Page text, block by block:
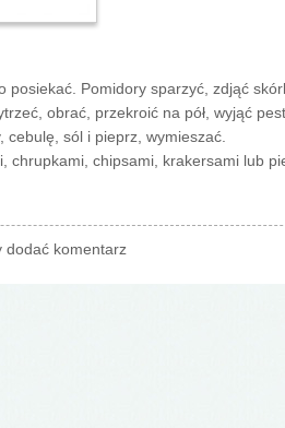
posiekać. Pomidory sparzyć, zdjąć
obrać, przekroić na pół, wyjąć
sól i pieprz, wymieszać.
chrupkami, chipsami, krakersami lub
dodać komentarz